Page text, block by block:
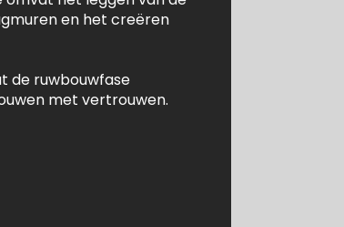
en het creëren
de ruwbouwfase
met vertrouwen.